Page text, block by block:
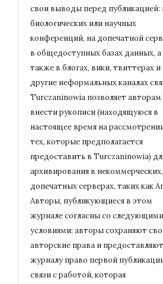
свои выводы перед публикацией:
биологических или научных
конференций, на допечатной
в общедоступных базах данных, а
также в блогах, вики, твиттерах и
другие неформальных каналах
Turczaninowiа позволяет авторам
внести рукописи (находящуюся в
настоящее время на
тех, которые предполагается
предоставить в Turczaninowia)
архивирования в некоммерческих,
допечатных серверах, таких как
Авторы, публикующиеся в этом
журнале согласны со следующими
условиями: авторы сохраняют
авторские права и предоставляют
журналу право первой
связи с работой, которая